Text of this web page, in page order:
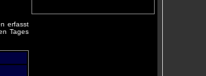
erfasst
Tages